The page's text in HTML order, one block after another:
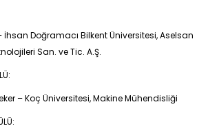
İhsan Doğramacı Bilkent Üniversitesi, Aselsan
San. ve Tic. A.Ş.
– Koç Üniversitesi, Makine Mühendisliği